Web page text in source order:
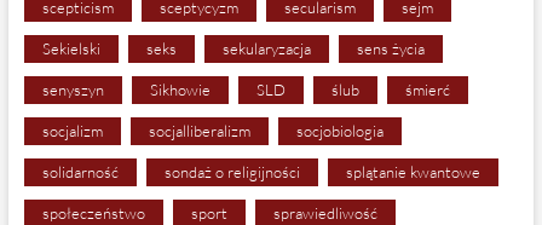
scepticism sceptycyzm secularism sejm
Sekielski seks sekularyzacja sens życia
senyszyn Sikhowie SLD ślub śmierć
socjalizm socjalliberalizm socjobiologia
solidarność sondaż o religijności splątanie kwantowe
społeczeństwo sport sprawiedliwość